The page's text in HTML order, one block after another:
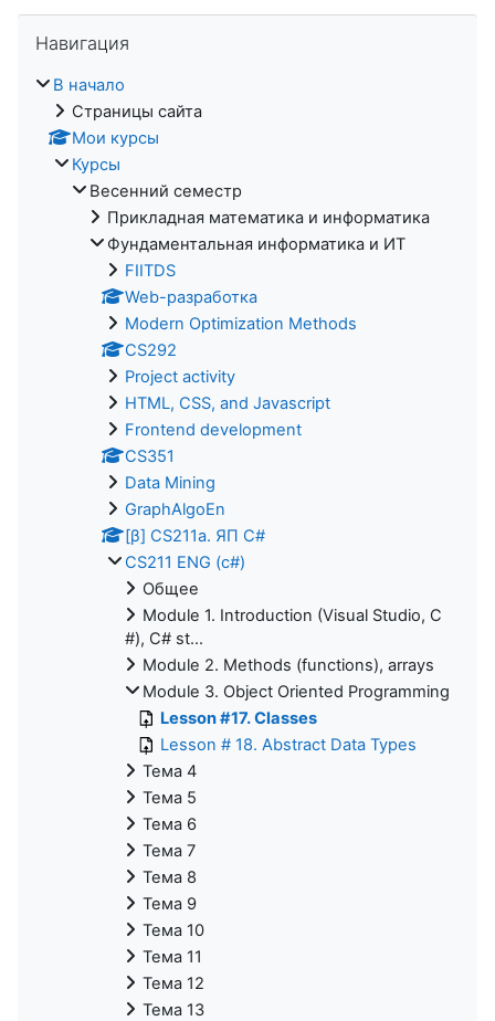
Навигация
В начало
Страницы сайта
Мои курсы
Курсы
Весенний семестр
Прикладная математика и информатика
Фундаментальная информатика и ИТ
FIITDS
Web-разработка
Modern Optimization Methods
CS292
Project activity
HTML, CSS, and Javascript
Frontend development
CS351
Data Mining
GraphAlgoEn
[β] CS211a. ЯП С#
CS211 ENG (c#)
Общее
Module 1. Introduction (Visual Studio, C
#), C# st...
Module 2. Methods (functions), arrays
Module 3. Object Oriented Programming
Lesson #17. Classes
Lesson # 18. Abstract Data Types
Тема 4
Тема 5
Тема 6
Тема 7
Тема 8
Тема 9
Тема 10
Тема 11
Тема 12
Тема 13